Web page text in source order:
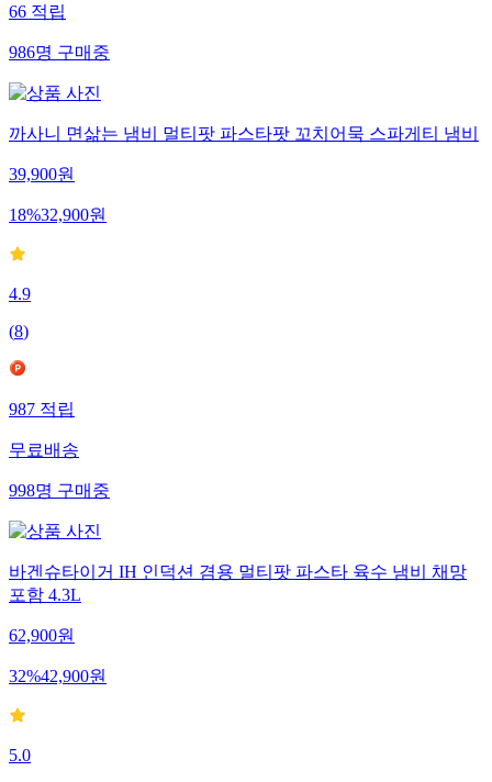
66 적립
986명 구매중
까사니 면삶는 냄비 멀티팟 파스타팟 꼬치어묵 스파게티 냄비
39,900원
18%32,900원
4.9
(8)
987 적립
무료배송
998명 구매중
바겐슈타이거 IH 인덕션 겸용 멀티팟 파스타 육수 냄비 채망
포함 4.3L
62,900원
32%42,900원
5.0